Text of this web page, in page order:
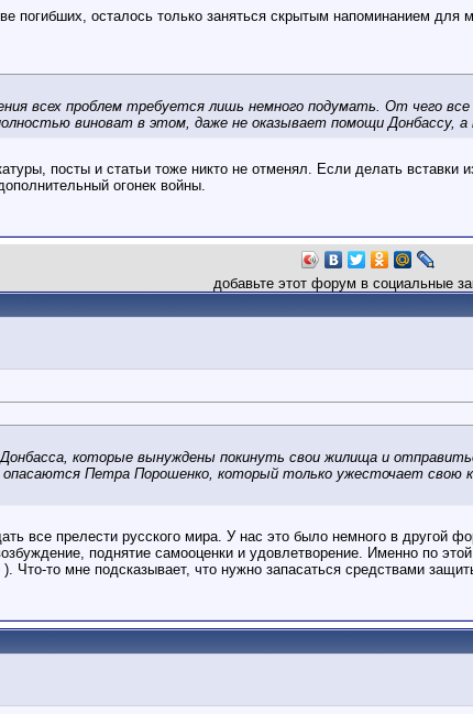
погибших, осталось только заняться скрытым напоминанием для
всех проблем требуется лишь немного подумать. От чего
виноват в этом, даже не оказывает помощи Донбассу,
посты и статьи тоже никто не отменял. Если делать
огонек войны.
добавьте этот форум в социальные
которые вынуждены покинуть свои жилища и
опасаются Петра Порошенко, который только ужесточает
все прелести русского мира. У нас это было немного в другой
поднятие самооценки и удовлетворение. Именно по
Что-то мне подсказывает, что нужно запасаться средствами